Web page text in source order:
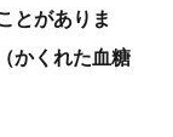
とがありま
かくれた血糖